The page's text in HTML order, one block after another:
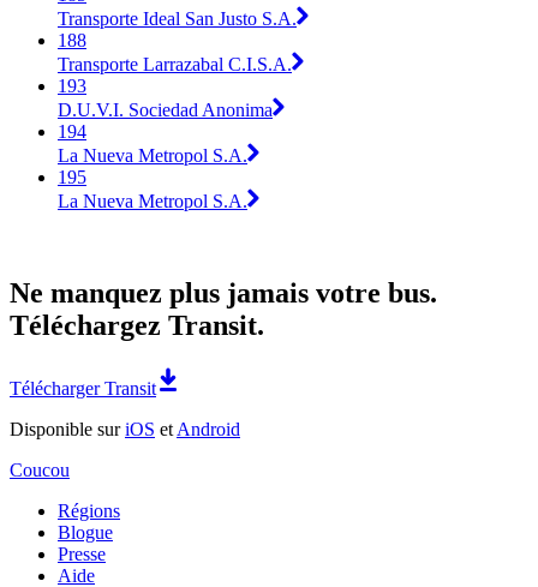
Transporte Ideal San Justo S.A.
188
Transporte Larrazabal C.I.S.A.
193
D.U.V.I. Sociedad Anonima
194
La Nueva Metropol S.A.
195
La Nueva Metropol S.A.
Ne manquez plus jamais votre bus.
Téléchargez Transit.
Télécharger Transit
Disponible suriOS et Android
Coucou
Régions
Blogue
Presse
Aide